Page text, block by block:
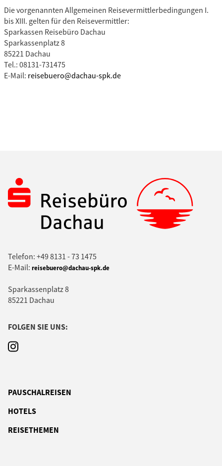
Die vorgenannten Allgemeinen Reisevermittlerbedingungen I.
bis XIII. gelten für den Reisevermittler:
Sparkassen Reisebüro Dachau
Sparkassenplatz 8
85221 Dachau
Tel.: 08131-731475
E-Mail: reisebuero@dachau-spk.de
Telefon: +49 8131 - 73 1475
E-Mail: reisebuero@dachau-spk.de
Sparkassenplatz 8
85221 Dachau
FOLGEN SIE UNS:
PAUSCHALREISEN
HOTELS
REISETHEMEN